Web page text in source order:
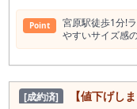
Point
宮原駅徒歩1分!
やすいサイズ感
[成約済] 【値下げしました】堀